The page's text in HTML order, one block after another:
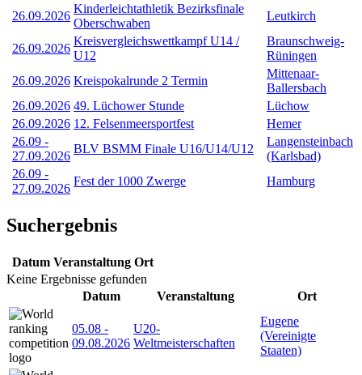
26.09.2026
Kinderleichtathletik Bezirksfinale
Oberschwaben
Leutkirch
26.09.2026
Kreisvergleichswettkampf U14 /
U12
Braunschweig-
Rüningen
26.09.2026 Kreispokalrunde 2 Termin
Mittenaar-
Ballersbach
26.09.2026 49. Lüchower Stunde
Lüchow
26.09.2026 12. Felsenmeersportfest
Hemer
26.09 -
27.09.2026
BLV BSMM Finale U16/U14/U12
Langensteinbach
(Karlsbad)
26.09 -
27.09.2026
Fest der 1000 Zwerge Hamburg
Suchergebnis
Datum Veranstaltung Ort
Keine Ergebnisse gefunden
Datum
Veranstaltung Ort
05.08 -
09.08.2026
U20-
Weltmeisterschaften
Eugene
(Vereinigte
Staaten)